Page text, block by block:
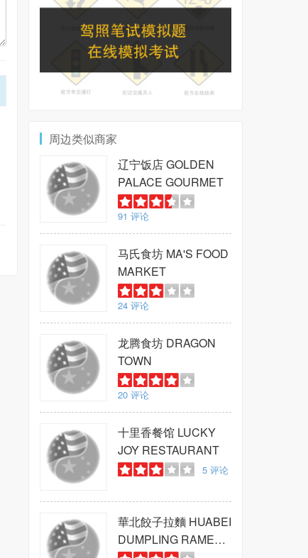
周边类似商家
辽宁饭店GOLDEN
PALACE GOURMET
91 评论
马氏食坊 MA'S FOOD
MARKET
24 评论
龙腾食坊 DRAGON
TOWN
20 评论
十里香餐馆 LUCKY
JOY RESTAURANT
5 评论
華北餃子拉麵 HUABEI
DUMPLING RAMEN